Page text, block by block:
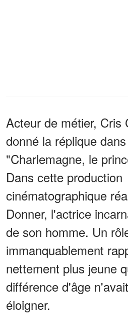
Acteur de métier, Cris
donné la réplique
"Charlemagne, le
Dans cette production
cinématographique
Donner, l'actrice
de son homme. Un
immanquablement
nettement plus jeune
différence d'âge
éloigner.